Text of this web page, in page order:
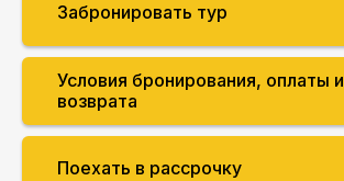
Забронировать тур
Условия бронирования, оплаты и
возврата
Поехать в рассрочку